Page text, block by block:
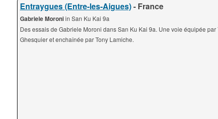
Entraygues (Entre-les-Aigues)- France
Gabriele Moroniin San Ku Kai 9a
Des essais de Gabriele Moroni dans San Ku Kai 9a. Une voie équipée par
Ghesquier et enchaînée par Tony Lamiche.